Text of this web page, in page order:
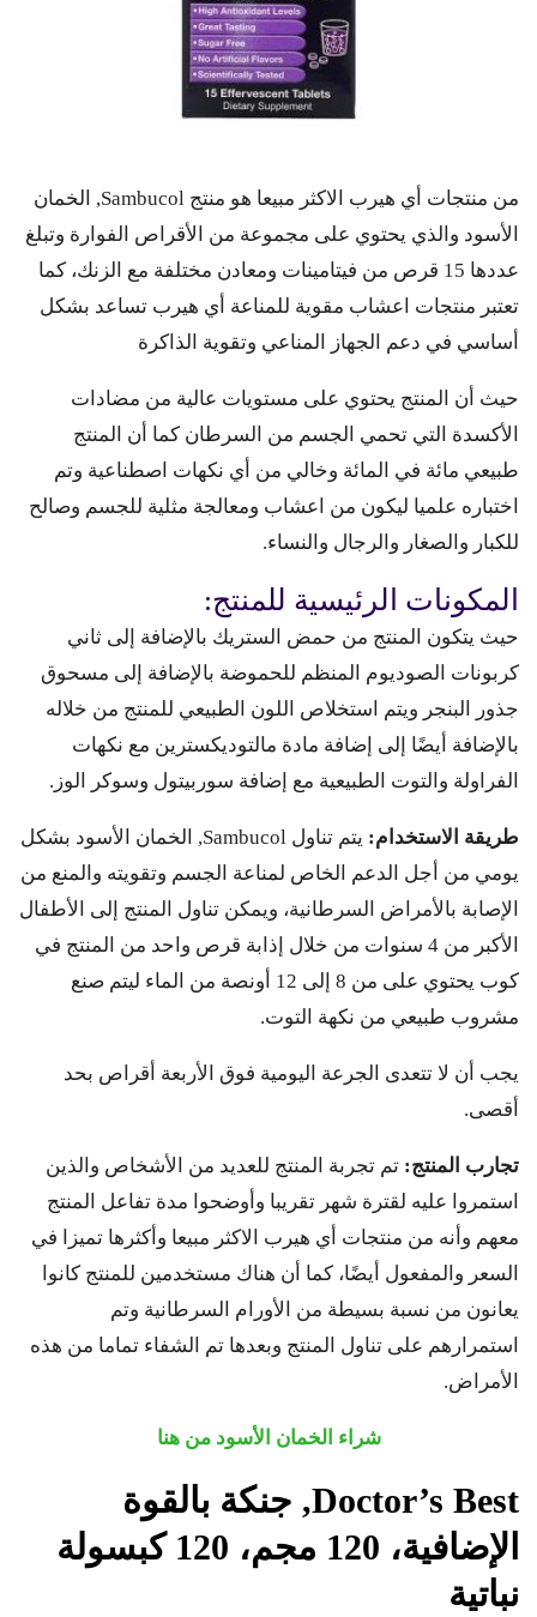
من منتجات أي هيرب الاكثر مبيعا هو منتج Sambucol, الخمان
الأسود والذي يحتوي على مجموعة من الأقراص الفوارة وتبلغ
عددها 15 قرص من فيتامينات ومعادن مختلفة مع الزنك، كما
تعتبر منتجات اعشاب مقوية للمناعة أي هيرب تساعد بشكل
أساسي في دعم الجهاز المناعي وتقوية الذاكرة
حيث أن المنتج يحتوي على مستويات عالية من مضادات
الأكسدة التي تحمي الجسم من السرطان كما أن المنتج
طبيعي مائة في المائة وخالي من أي نكهات اصطناعية وتم
اختباره علميا ليكون من اعشاب ومعالجة مثلية للجسم وصالح
للكبار والصغار والرجال والنساء.
المكونات الرئيسية للمنتج:
حيث يتكون المنتج من حمض الستريك بالإضافة إلى ثاني
كربونات الصوديوم المنظم للحموضة بالإضافة إلى مسحوق
جذور البنجر ويتم استخلاص اللون الطبيعي للمنتج من خلاله
بالإضافة أيضًا إلى إضافة مادة مالتوديكسترين مع نكهات
الفراولة والتوت الطبيعية مع إضافة سوربيتول وسوكر الوز.
طريقة الاستخدام:
يتم تناول Sambucol, الخمان الأسود بشكل
يومي من أجل الدعم الخاص لمناعة الجسم وتقويته والمنع من
الإصابة بالأمراض السرطانية، ويمكن تناول المنتج إلى الأطفال
الأكبر من 4 سنوات من خلال إذابة قرص واحد من المنتج في
كوب يحتوي على من 8 إلى 12 أونصة من الماء ليتم صنع
مشروب طبيعي من نكهة التوت.
يجب أن لا تتعدى الجرعة اليومية فوق الأربعة أقراص بحد
أقصى.
تجارب المنتج: تم تجربة المنتج للعديد من الأشخاص والذين
استمروا عليه لقترة شهر تقريبا وأوضحوا مدة تفاعل المنتج
معهم وأنه من منتجات أي هيرب الاكثر مبيعا وأكثرها تميزا في
السعر والمفعول أيضًا، كما أن هناك مستخدمين للمنتج كانوا
يعانون من نسبة بسيطة من الأورام السرطانية وتم
استمرارهم على تناول المنتج وبعدها تم الشفاء تماما من هذه
الأمراض.
شراء الخمان الأسود من هنا
Doctor’s Best, جنكة بالقوة
الإضافية
، 120 مجم، 120 كبسولة
نباتية